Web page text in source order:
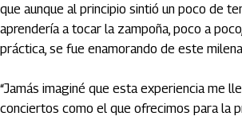
que aunque al principio sintió un poco de
aprendería a tocar la zampoña, poco a
práctica, se fue enamorando de este
“Jamás imaginé que esta experiencia me
conciertos como el que ofrecimos para la